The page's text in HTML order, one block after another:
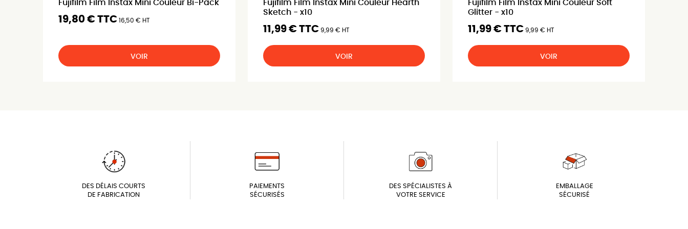
Fujifilm Film Instax Mini Couleur Bi-Pack
19,80 € TTC 16,50 € HT
VOIR
Fujifilm Film Instax Mini Couleur Hearth
Sketch - x10
11,99 € TTC 9,99 € HT
VOIR
Fujifilm Film Instax Mini Couleur Soft
Glitter - x10
11,99 € TTC 9,99 € HT
VOIR
DES DÉLAIS COURTS
DE FABRICATION
PAIEMENTS
SÉCURISÉS
DES SPÉCIALISTES À
VOTRE SERVICE
EMBALLAGE
SÉCURISÉ